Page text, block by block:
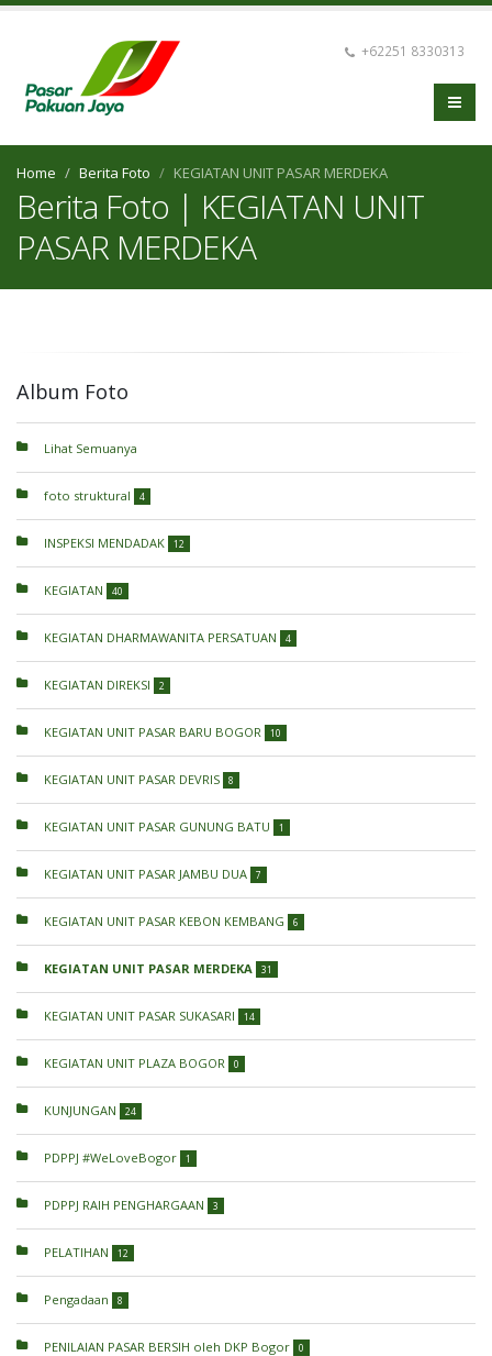
+62251 8330313
Home Berita Foto KEGIATAN UNIT PASAR MERDEKA
Berita Foto | KEGIATAN UNIT
PASAR MERDEKA
Album Foto
Lihat Semuanya
foto struktural 4
INSPEKSI MENDADAK 12
KEGIATAN 40
KEGIATAN DHARMAWANITA PERSATUAN 4
KEGIATAN DIREKSI 2
KEGIATAN UNIT PASAR BARU BOGOR 10
KEGIATAN UNIT PASAR DEVRIS 8
KEGIATAN UNIT PASAR GUNUNG BATU 1
KEGIATAN UNIT PASAR JAMBU DUA 7
KEGIATAN UNIT PASAR KEBON KEMBANG 6
KEGIATAN UNIT PASAR MERDEKA 31
KEGIATAN UNIT PASAR SUKASARI 14
KEGIATAN UNIT PLAZA BOGOR 0
KUNJUNGAN 24
PDPPJ #WeLoveBogor 1
PDPPJ RAIH PENGHARGAAN 3
PELATIHAN 12
Pengadaan 8
PENILAIAN PASAR BERSIH oleh DKP Bogor 0